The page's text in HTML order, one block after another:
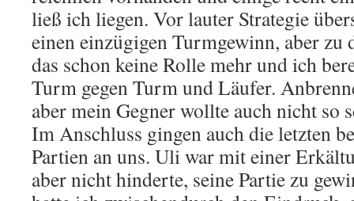
ließ ich liegen. Vor lauter Strategie
einen einzügigen Turmgewinn, aber
das schon keine Rolle mehr und ich
Turm gegen Turm und Läufer.
aber mein Gegner wollte auch nicht so
Im Anschluss gingen auch die letzten
Partien an uns. Uli war mit einer
aber nicht hinderte, seine Partie zu